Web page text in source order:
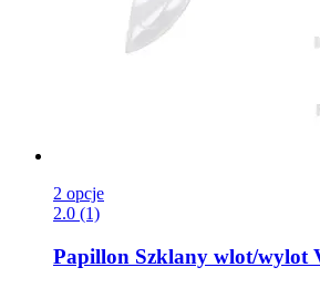
2 opcje
2.0 (1)
Papillon Szklany wlot/wylot